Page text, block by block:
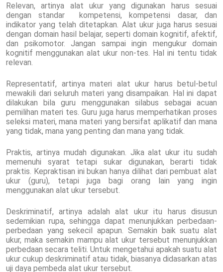
Relevan, artinya alat ukur yang digunakan harus sesuai
dengan standar kompetensi, kompetensi dasar, dan
indikator yang telah ditetapkan. Alat ukur juga harus sesuai
dengan domain hasil belajar, seperti domain kognitif, afektif,
dan psikomotor. Jangan sampai ingin mengukur domain
kognitif menggunakan alat ukur non-tes. Hal ini tentu tidak
relevan.
Representatif, artinya materi alat ukur harus betul-betul
mewakili dari seluruh materi yang disampaikan. Hal ini dapat
dilakukan bila guru menggunakan silabus sebagai acuan
pemilihan materi tes. Guru juga harus memperhatikan proses
seleksi materi, mana materi yang bersifat aplikatif dan mana
yang tidak, mana yang penting dan mana yang tidak.
Praktis, artinya mudah digunakan. Jika alat ukur itu sudah
memenuhi syarat tetapi sukar digunakan, berarti tidak
praktis. Kepraktisan ini bukan hanya dilihat dari pembuat alat
ukur (guru), tetapi juga bagi orang lain yang ingin
menggunakan alat ukur tersebut.
Deskriminatif, artinya adalah alat ukur itu harus disusun
sedemikian rupa, sehingga dapat menunjukkan perbedaan-
perbedaan yang sekecil apapun. Semakin baik suatu alat
ukur, maka semakin mampu alat ukur tersebut menunjukkan
perbedaan secara teliti. Untuk mengetahui apakah suatu alat
ukur cukup deskriminatif atau tidak, biasanya didasarkan atas
uji daya pembeda alat ukur tersebut.